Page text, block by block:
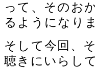
って、そのお
るようになり
そして今回、
聴きにいらし